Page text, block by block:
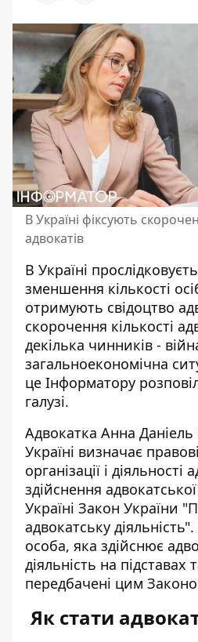
В Україні фіксують
адвокатів
В Україні
зменшення кількості
отримують свідоцтво
скорочення кількості
декілька чинників -
загальноекономічна
це Інформатору
галузі.
Адвокатка Анна
Україні визначає
організації і діяльності
здійснення
Україні Закон України
адвокатську
особа, яка здійснює
діяльність на
передбачені цим
Як стати